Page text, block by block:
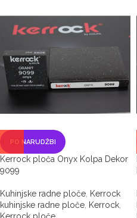
PO NARUDŽBI
Kerrock ploča Onyx Kolpa Dekor
9099
Kuhinjske radne ploče Kerrock
kuhinjske radne ploče Kerrock